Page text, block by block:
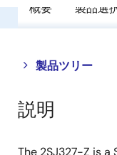
概要 製品選
製品ツリー
Close
tree
menu
Open
tree
menu
説明
The 2SJ327-Z is a